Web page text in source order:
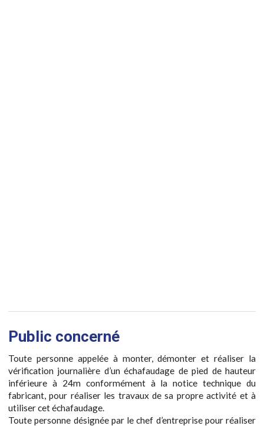
Public concerné
Toute personne appelée à monter, démonter et réaliser la
vérification journalière d’un échafaudage de pied de hauteur
inférieure à 24m conformément à la notice technique du
fabricant, pour réaliser les travaux de sa propre activité et à
utiliser cet échafaudage.
Toute personne désignée par le chef d’entreprise pour réaliser